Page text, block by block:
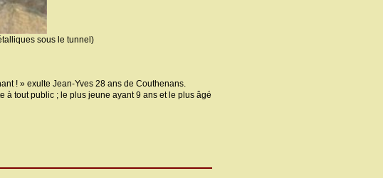
sous le tunnel)
! » exulte Jean-Yves 28 ans de Couthenans.
à tout public ; le plus jeune ayant 9 ans et le plus âgé